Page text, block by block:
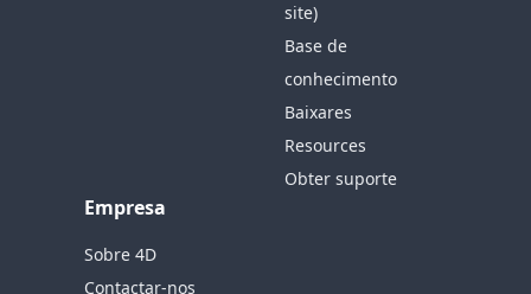
site)
Base de
conhecimento
Baixares
Resources
Obter suporte
Empresa
Sobre 4D
Contactar-nos